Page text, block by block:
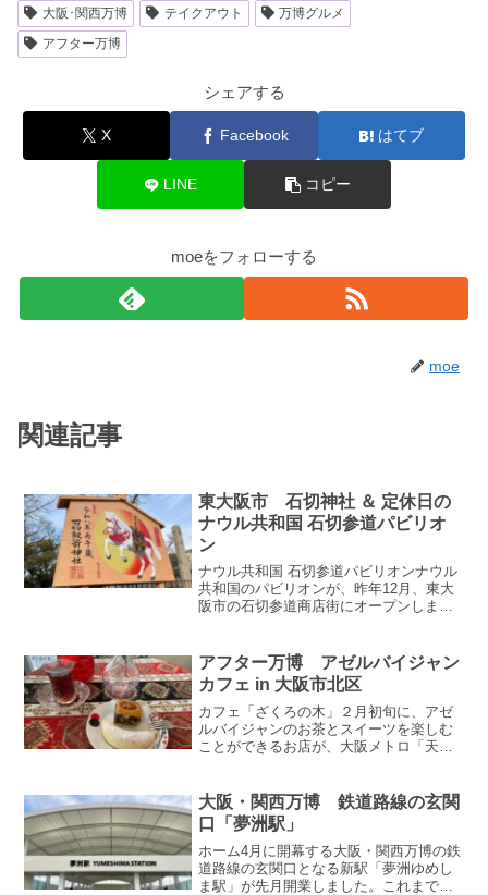
大阪･関西万博
テイクアウト
万博グルメ
アフター万博
シェアする
X Facebook はてブ
LINE コピー
moeをフォローする
moe
関連記事
東大阪市 石切神社 ＆ 定休日の
ナウル共和国 石切参道パビリオ
ン
ナウル共和国 石切参道パビリオンナウル
共和国のパビリオンが、昨年12月、東大
阪市の石切参道商店街にオープンしまし
いたのか、覚えていますか？開幕直後の
話ですが、展示物の...
アフター万博 アゼルバイジャン
カフェ in 大阪市北区
カフェ「ざくろの木」２月初旬に、アゼ
ルバイジャンのお茶とスイーツを楽しむ
ことができるお店が、大阪メトロ「天神
～19:00定 休 日：不定休予 約：不可
支払方法：現...
大阪・関西万博 鉄道路線の玄関
口「夢洲駅」
ホーム4月に開幕する大阪・関西万博の鉄
道路線の玄関口となる新駅「夢洲ゆめし
ま駅」が先月開業しました。これまでの